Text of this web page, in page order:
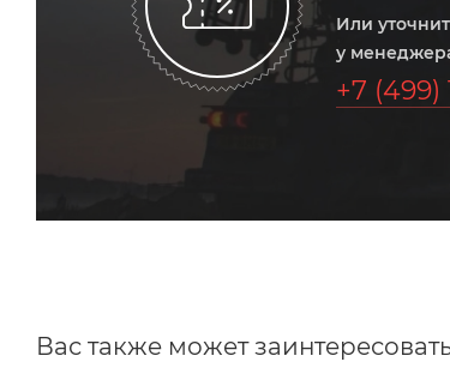
Или
у
+7 (499)
Вас также может